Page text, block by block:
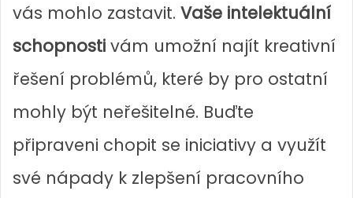
vás mohlo zastavit. Vaše intelektuální
schopnosti vám umožní najít kreativní
řešení problémů, které by pro ostatní
mohly být neřešitelné. Buďte
připraveni chopit se iniciativy a využít
své nápady k zlepšení pracovního